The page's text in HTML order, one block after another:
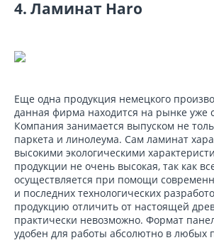
4. Ламинат Haro
Еще одна продукция немецкого
данная фирма находится на рынке уже
Компания занимается выпуском не
паркета и линолеума. Сам ламинат
высокими экологическими
продукции не очень высокая, так как
осуществляется при помощи
и последних технологических
продукцию отличить от настоящей
практически невозможно. Формат
удобен для работы абсолютно в любых